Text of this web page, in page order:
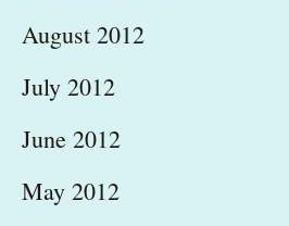
August 2012
July 2012
June 2012
May 2012